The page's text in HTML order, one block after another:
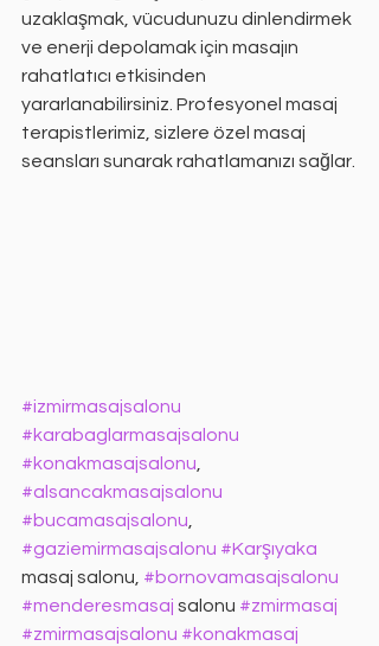
uzaklaşmak, vücudunuzu dinlendirmek
ve enerji depolamak için masajın
rahatlatıcı etkisinden
yararlanabilirsiniz. Profesyonel masaj
terapistlerimiz, sizlere özel masaj
seansları sunarak rahatlamanızı sağlar.
#izmirmasajsalonu
#karabaglarmasajsalonu
#konakmasajsalonu
#alsancakmasajsalonu
#bucamasajsalonu
#gaziemirmasajsalonu #Karşıyaka
masaj salonu, #bornovamasajsalonu
#menderesmasaj salonu #zmirmasaj
#zmirmasajsalonu #konakmasaj